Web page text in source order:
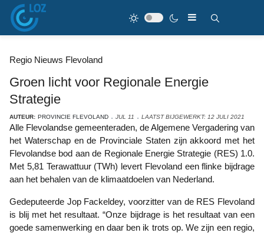
Regio Nieuws Flevoland
Groen licht voor Regionale Energie
Strategie
AUTEUR: PROVINCIE FLEVOLAND JUL 11 LAATST BIJGEWERKT: 12 JULI 2021
Alle Flevolandse gemeenteraden, de Algemene Vergadering van
het Waterschap en de Provinciale Staten zijn akkoord met het
Flevolandse bod aan de Regionale Energie Strategie (RES) 1.0.
Met 5,81 Terawattuur (TWh) levert Flevoland een flinke bijdrage
aan het behalen van de klimaatdoelen van Nederland.
Gedeputeerde Jop Fackeldey, voorzitter van de RES Flevoland
is blij met het resultaat. “Onze bijdrage is het resultaat van een
goede samenwerking en daar ben ik trots op. We zijn een regio,